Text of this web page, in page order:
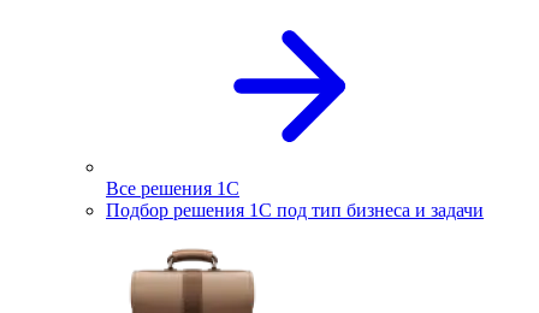
Все решения 1С
Подбор решения 1С под тип бизнеса и задачи